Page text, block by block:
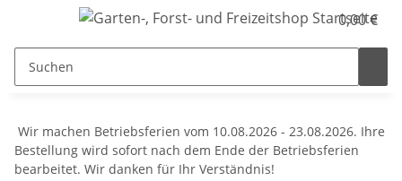
0,00 €
Wir machen Betriebsferien vom 10.08.2026 - 23.08.2026. Ihre
Bestellung wird sofort nach dem Ende der Betriebsferien
bearbeitet. Wir danken für Ihr Verständnis!